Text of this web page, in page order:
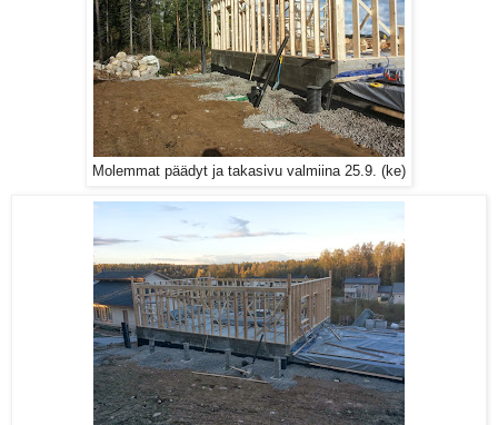
Molemmat päädyt ja takasivu valmiina 25.9. (ke)